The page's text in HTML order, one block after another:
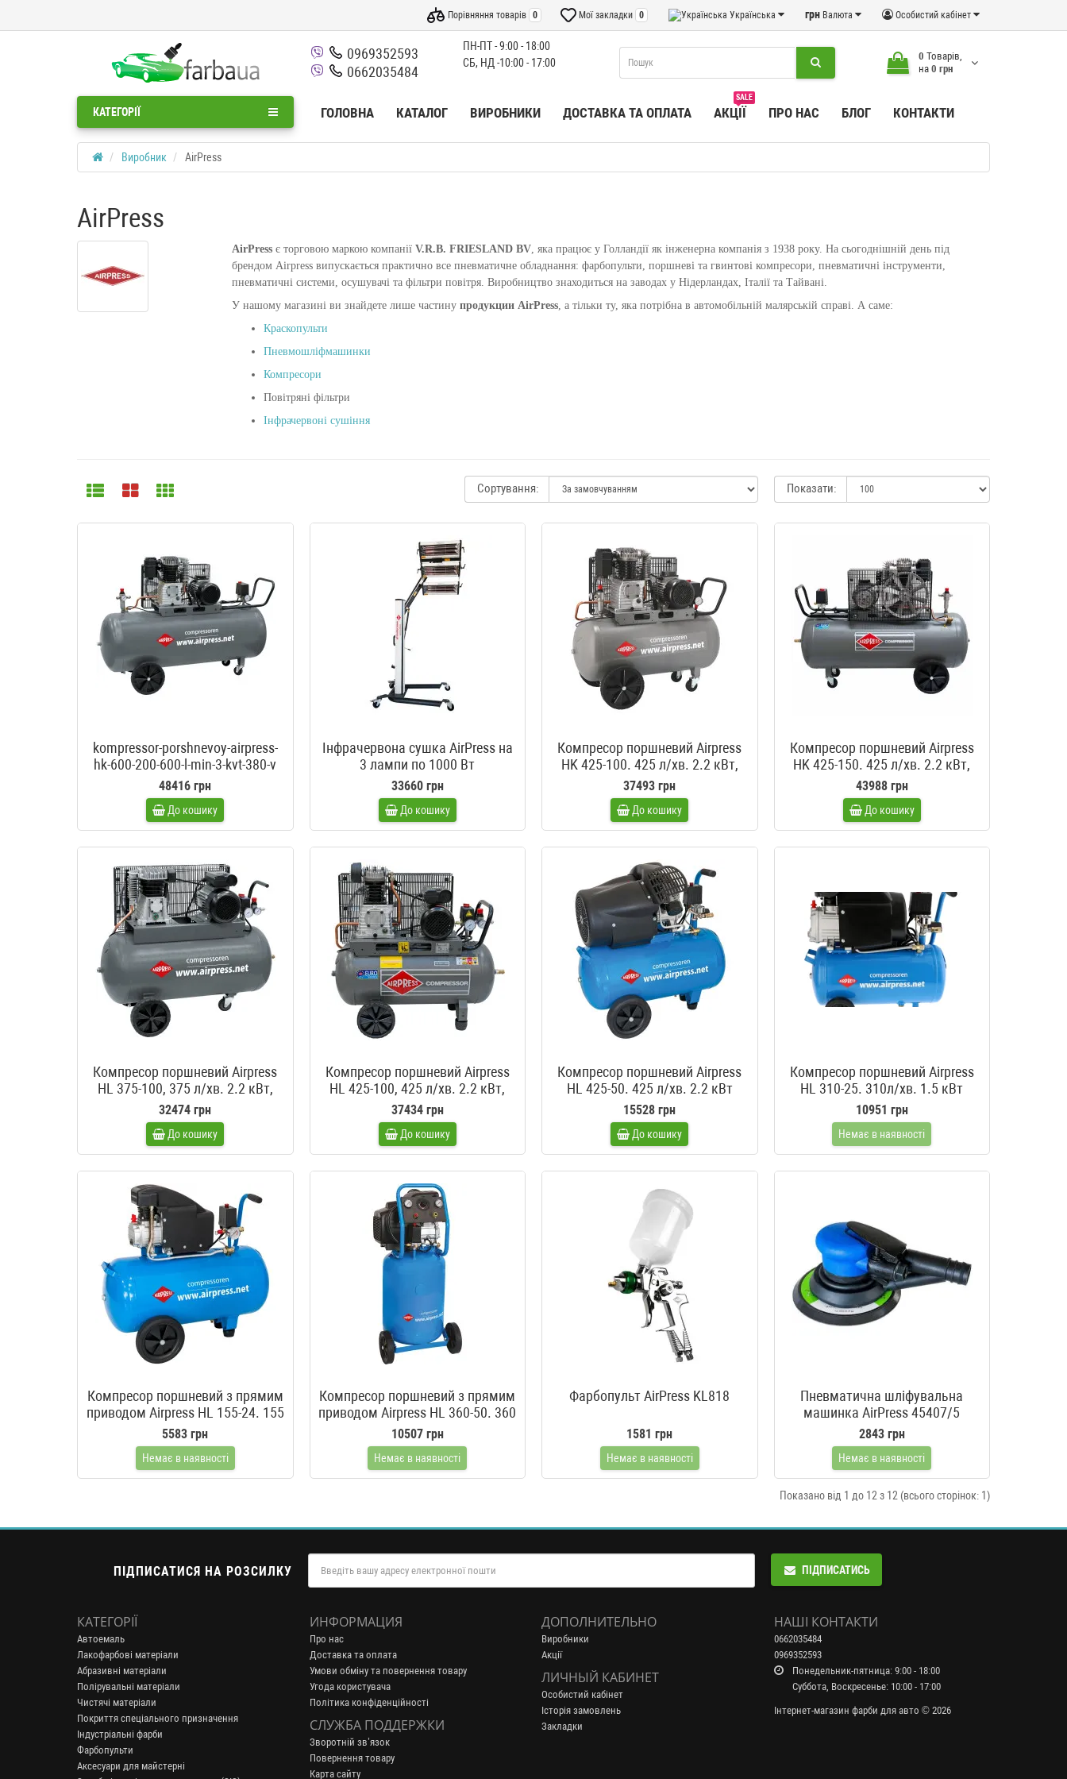
Особистий кабінет
грн Валюта
Українська
Мої закладки 0
Порівняння товарів 0
0969352593
0662035484
ПН-ПТ - 9:00 - 18:00
СБ, НД -10:00 - 17:00
0 Товарів,
на 0 грн
КАТЕГОРІЇ ГОЛОВНА КАТАЛОГ ВИРОБНИКИ ДОСТАВКА ТА ОПЛАТА
SALE
АКЦІЇ ПРО НАС БЛОГ КОНТАКТИ
Виробник AirPress
AirPress
AirPress є торговою маркою компанії V.R.B. FRIESLAND BV, яка працює у Голландії як інженерна компанія з 1938 року. На сьогоднішній день під
брендом Airpress випускається практично все пневматичне обладнання: фарбопульти, поршневі та гвинтові компресори, пневматичні інструменти,
пневматичні системи, осушувачі та фільтри повітря. Виробництво знаходиться на заводах у Нідерландах, Італії та Тайвані.
У нашому магазині ви знайдете лише частину продукции AirPress, а тільки ту, яка потрібна в автомобільній малярській справі. А саме:
Краскопульти
Пневмошліфмашинки
Компресори
Повітряні фільтри
Інфрачервоні сушіння
Сортування: Показати:
kompressor-porshnevoy-airpress-
hk-600-200-600-l-min-3-kvt-380-v
48416 грн
До кошику
Інфрачервона сушка AirPress на
3 лампи по 1000 Вт
33660 грн
До кошику
Компресор поршневий Airpress
HK 425-100. 425 л/хв. 2.2 кВт,
380 В
37493 грн
До кошику
Компресор поршневий Airpress
HK 425-150. 425 л/хв. 2.2 кВт,
380 В
43988 грн
До кошику
Компресор поршневий Airpress
HL 375-100, 375 л/хв. 2.2 кВт,
220 В
32474 грн
До кошику
Компресор поршневий Airpress
HL 425-100, 425 л/хв. 2.2 кВт,
220 В
37434 грн
До кошику
Компресор поршневий Airpress
HL 425-50. 425 л/хв. 2.2 кВт
15528 грн
До кошику
Компресор поршневий Airpress
HL 310-25. 310л/хв. 1.5 кВт
10951 грн
Немає в наявності
Компресор поршневий з прямим
приводом Airpress HL 155-24. 155
л/хв. 1.1 кВТ
5583 грн
Немає в наявності
Компресор поршневий з прямим
приводом Airpress HL 360-50. 360
л/хв. 1.8 кВт
10507 грн
Немає в наявності
Фарбопульт AirPress KL818
1581 грн
Немає в наявності
Пневматична шліфувальна
машинка AirPress 45407/5
2843 грн
Немає в наявності
Показано від 1 до 12 з 12 (всього сторінок: 1)
ПІДПИСАТИСЯ НА РОЗСИЛКУ ПІДПИСАТИСЬ
КАТЕГОРІЇ
Автоемаль
Лакофарбові матеріали
Абразивні матеріали
Полірувальні матеріали
Чистячі матеріали
Покриття спеціального призначення
Індустріальні фарби
Фарбопульти
Аксесуари для майстерні
ИНФОРМАЦИЯ
Про нас
Доставка та оплата
Умови обміну та повернення товару
Угода користувача
Політика конфіденційності
СЛУЖБА ПОДДЕРЖКИ
Зворотній зв’язок
Повернення товару
Карта сайту
ДОПОЛНИТЕЛЬНО
Виробники
Акції
ЛИЧНЫЙ КАБИНЕТ
Особистий кабінет
Історія замовлень
Закладки
НАШІ КОНТАКТИ
0662035484
0969352593
Понедельник-пятница: 9:00 - 18:00
Суббота, Воскресенье: 10:00 - 17:00
Інтернет-магазин фарби для авто © 2026